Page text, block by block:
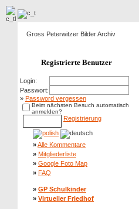
Gross Peterwitzer Bilder Archiv
Registrierte Benutzer
Login:
Passwort:
» Password vergessen
Beim nächsten Besuch automatisch
anmelden?
Registrierung
»Alle Kommentare
» Mitgliederliste
» Google Foto Map
» FAQ
» GP Schulkinder
» Virtueller Friedhof